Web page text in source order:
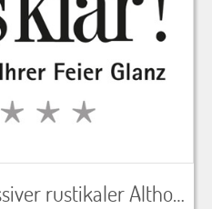
Stehtisch "Tirol" massiver rustikaler Altholztisch LxBxH 120x50x120 cm Steh-/ Bartische